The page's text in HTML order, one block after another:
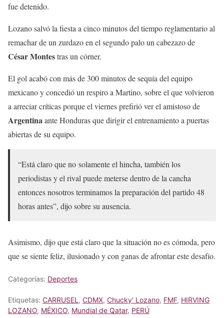
fue detenido.
Lozano salvó la fiesta a cinco minutos del tiempo reglamentario al
remachar de un zurdazo en el segundo palo un cabezazo de
César Montestras un córner.
El gol acabó con más de 300 minutos de sequía del equipo
mexicano y concedió un respiro a Martino, sobre el que volvieron
a arreciar críticas porque el viernes prefirió ver el amistoso de
Argentina ante Honduras que dirigir el entrenamiento a puertas
abiertas de su equipo.
“Está claro que no solamente el hincha, también los
periodistas y el rival puede meterse dentro de la cancha
entonces nosotros terminamos la preparación del partido 48
horas antes”, dijo sobre su ausencia.
Asimismo, dijo que está claro que la situación no es cómoda, pero
que se siente feliz, ilusionado y con ganas de afrontar este desafío.
Categorías: Deportes
Etiquetas: CARRUSEL , CDMX, Chucky' Lozano, FMF, HIRVING
LOZANO, MÉXICO, Mundial de Qatar, PERÚ